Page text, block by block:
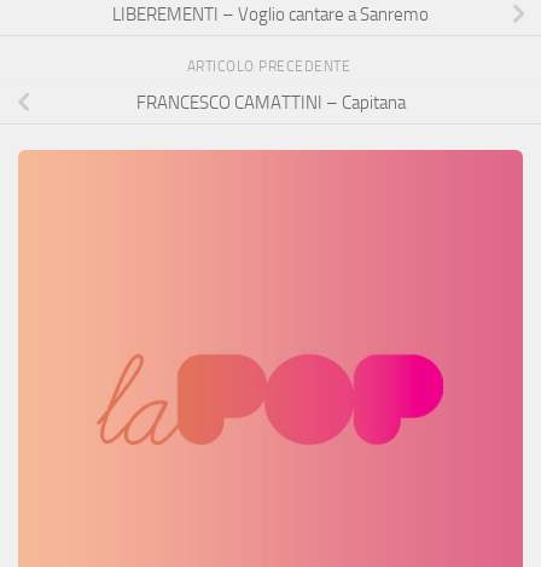
LIBEREMENTI – Voglio cantare a Sanremo
ARTICOLO PRECEDENTE
FRANCESCO CAMATTINI – Capitana